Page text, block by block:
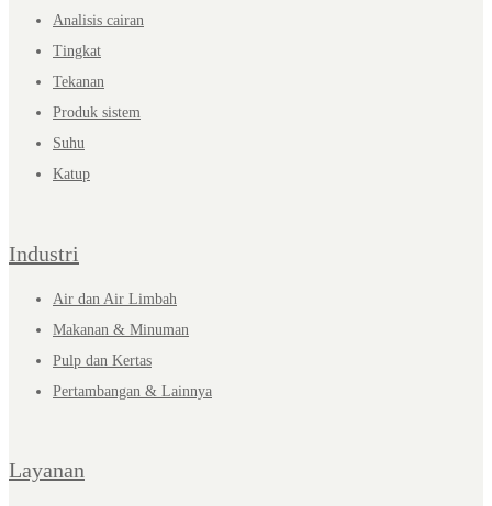
Analisis cairan
Tingkat
Tekanan
Produk sistem
Suhu
Katup
Industri
Air dan Air Limbah
Makanan & Minuman
Pulp dan Kertas
Pertambangan & Lainnya
Layanan